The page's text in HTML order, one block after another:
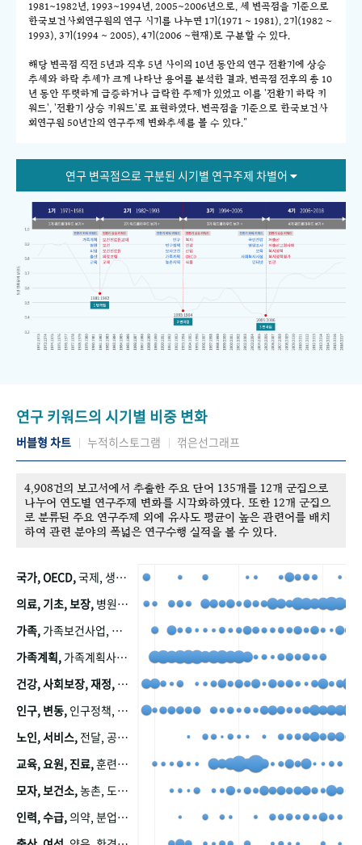
1981~1982년, 1993~1994년, 2005~2006년으로, 세 변곡점을 기준으로
한국보건사회연구원의 연구 시기를 나누면 1기(1971 ~ 1981), 2기(1982 ~
1993), 3기(1994 ~ 2005), 4기(2006 ~현재)로 구분할 수 있다.
해당 변곡점 직전 5년과 직후 5년 사이의 10년 동안의 연구 전환기에 상승
추세와 하락 추세가 크게 나타난 용어를 분석한 결과, 변곡점 전후의 총 10
년 동안 뚜렷하게 급증하거나 급락한 주제가 있었고 이를 '전환기 하락 키
워드', '전환기 상승 키워드'로 표현하였다. 변곡점을 기준으로 한국보건사
회연구원 50년간의 연구주제 변화추세를 볼 수 있다."
연구 변곡점으로 구분된 시기별 연구주제 차별어
연구 키워드의 시기별 비중 변화
버블형 차트 누적히스토그램 꺾은선그래프
4,908건의 보고서에서 추출한 주요 단어 135개를 12개 군집으로
나누어 연도별 연구주제 변화를 시각화하였다. 또한 12개 군집으
로 분류된 주요 연구주제 외에 유사도 평균이 높은 관련어를 배치
하여 관련 분야의 폭넓은 연구수행 실적을 볼 수 있다.
국가, OECD,국제, 생산, 아시아, 태평양, 태평양지역, 참가
의료, 기초, 보장, 병원, 가정, 연금, 연계, 공적, 일본, 생활, 국민기초생활보장제도, 국민연금, 기금, 저소득층, 근로, 자활, 급여, 환자, 의료비, 모니터링, 한국복지패널, 소득, 지표, 빈곤, 노후, 장애인
가족, 가족보건사업, 산업, 친화, 전국, 출산력
가족계획, 가족계획사업, 가족계획사업평가, 한국가족계획사업, 피임, 보급, 부인, 자궁, 피임약
건강, 사회보장, 재정,
인구, 변동, 인구정책, 저출산, 고령사회, 고령화, 이동, 남북한, 지방자치단체, 컨설팅, 복지정책평가, 집, 사회개발
노인, 서비스, 전달, 공공, 보육, 수요, 공급, 사회서비스, 데이터, 보호, 요양, 아동, 예방, 청소년, 효율, 자원
교육, 요원, 진료,훈련, 보건요원, 마을, 마을건강사업, 보조원, 진료원, 보건진료원, 보건진료원교재
모자, 보건소,농촌, 도시, 금연, 농촌지역, 모자보건사업
인력, 수급,의약, 분업, 식품, 의약품, 의사, 안전